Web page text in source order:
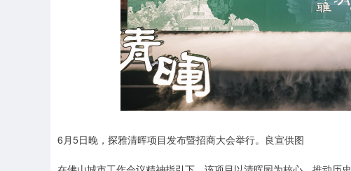
6月5日晚，探雅清晖项目发布暨招商大会举行。良宣供图